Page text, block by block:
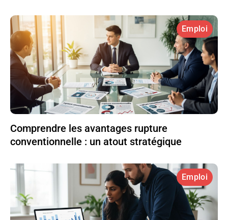
Emploi
Comprendre les avantages rupture
conventionnelle : un atout stratégique
Emploi